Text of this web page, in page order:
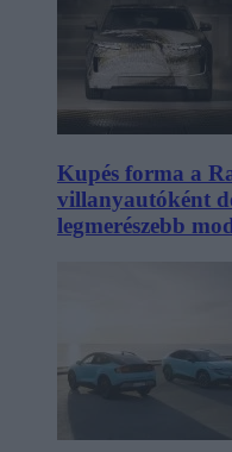
Kupés forma a
villanyautóként
legmerészebb